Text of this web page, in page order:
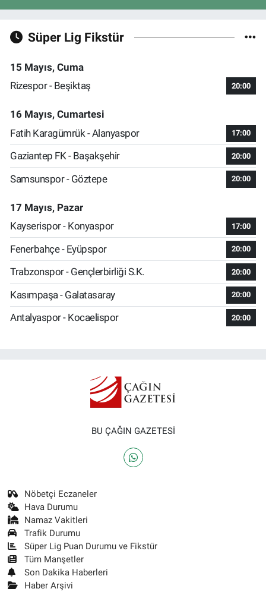
Süper Lig Fikstür
15 Mayıs, Cuma
Rizespor - Beşiktaş
20:00
16 Mayıs, Cumartesi
Fatih Karagümrük - Alanyaspor
17:00
Gaziantep FK - Başakşehir 20:00
Samsunspor - Göztepe 20:00
17 Mayıs, Pazar
Kayserispor - Konyaspor
17:00
Fenerbahçe - Eyüpspor 20:00
Trabzonspor - Gençlerbirliği S.K. 20:00
Kasımpaşa - Galatasaray 20:00
Antalyaspor - Kocaelispor 20:00
BU ÇAĞIN GAZETESİ
Nöbetçi Eczaneler
Hava Durumu
Namaz Vakitleri
Trafik Durumu
Süper Lig Puan Durumu ve Fikstür
Tüm Manşetler
Son Dakika Haberleri
Haber Arşivi